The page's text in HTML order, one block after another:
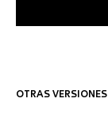
OTRAS VERSIONES